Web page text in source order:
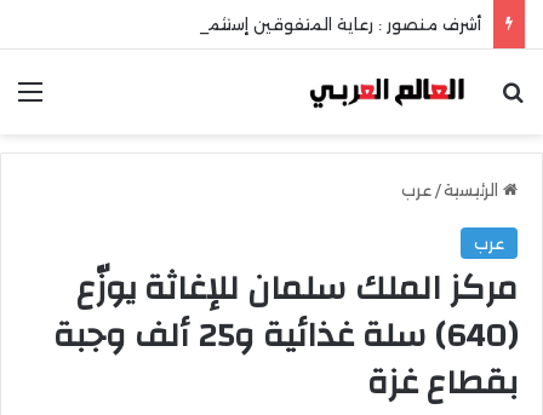
بحث عن
الرئيسية/ عرب
عرب
مركز الملك سلمان للإغاثة يوزّع
(640) سلة غذائية و25 ألف وجبة
بقطاع غزة